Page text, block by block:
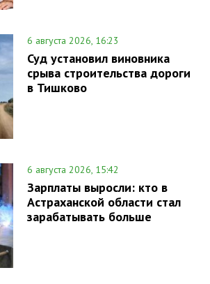
6 августа 2026, 16:23
Суд установил виновника
срыва строительства дороги
в Тишково
6 августа 2026, 15:42
Зарплаты выросли: кто в
Астраханской области стал
зарабатывать больше